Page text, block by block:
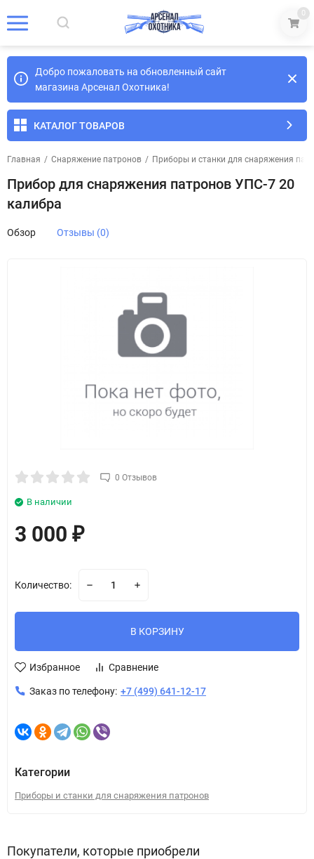
0
Добро пожаловать на обновленный сайт
магазина Арсенал Охотника!
КАТАЛОГ ТОВАРОВ
Главная / Снаряжение патронов / Приборы и станки для снаряжения
Прибор для снаряжения патронов УПС-7 20
калибра
Обзор Отзывы (0)
0 Отзывов
В наличии
3 000 ₽
Количество:
В КОРЗИНУ
Избранное Сравнение
Заказ по телефону: +7 (499) 641-12-17
Категории
Приборы и станки для снаряжения патронов
Покупатели, которые приобрели